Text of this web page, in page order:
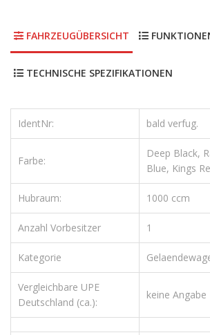
FAHRZEUGÜBERSICHT
TECHNISCHE SPEZIFIKATIONEN
IdentNr: bald verfug.
Farbe:
Deep Black,
Blue, Kings
Hubraum: 1000 ccm
Anzahl Vorbesitzer 1
Kategorie
Vergleichbare UPE
Deutschland (ca.):
keine Angabe